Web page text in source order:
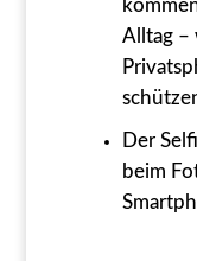
Alltag –
Der
beim